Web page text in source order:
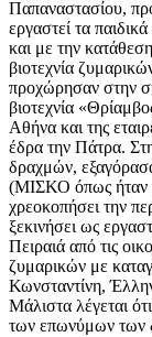
Παπαναστασίου,
εργαστεί τα
και με την
βιοτεχνία
προχώρησαν στην
βιοτεχνία
Αθήνα και της
έδρα την Πάτρα.
δραχμών,
(ΜΙΣΚΟ όπως ήταν
χρεοκοπήσει την
ξεκινήσει ως
Πειραιά από τις
ζυμαρικών με
Κωνσταντίνη,
Μάλιστα λέγεται
των επωνύμων των